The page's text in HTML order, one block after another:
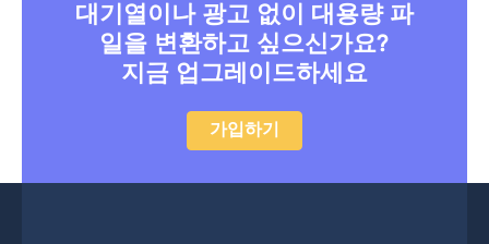
대기열이나 광고 없이 대용량 파
일을 변환하고 싶으신가요?
지금 업그레이드하세요
가입하기